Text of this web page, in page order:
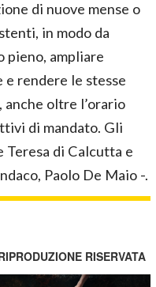
di nuove mense o
in modo da
pieno, ampliare
rendere le stesse
oltre l’orario
di mandato. Gli
di Calcutta e
Paolo De Maio -.
RISERVATA